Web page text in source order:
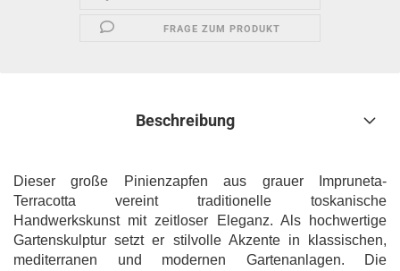
FRAGE ZUM PRODUKT
Beschreibung
Dieser große Pinienzapfen aus grauer Impruneta-
Terracotta vereint traditionelle toskanische
Handwerkskunst mit zeitloser Eleganz. Als hochwertige
Gartenskulptur setzt er stilvolle Akzente in klassischen,
mediterranen und modernen Gartenanlagen. Die